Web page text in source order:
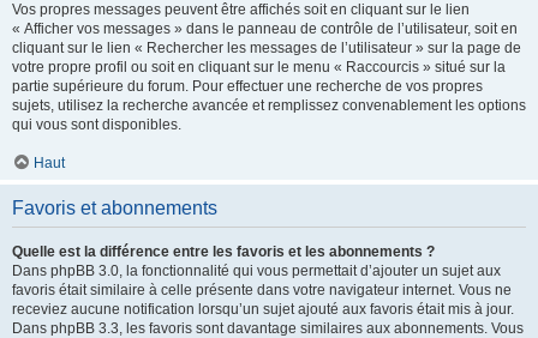
Vos propres messages peuvent être affichés soit en cliquant sur le lien
« Afficher vos messages » dans le panneau de contrôle de l’utilisateur, soit en
cliquant sur le lien « Rechercher les messages de l’utilisateur » sur la page de
votre propre profil ou soit en cliquant sur le menu « Raccourcis » situé sur la
partie supérieure du forum. Pour effectuer une recherche de vos propres
sujets, utilisez la recherche avancée et remplissez convenablement les options
qui vous sont disponibles.
Haut
Favoris et abonnements
Quelle est la différence entre les favoris et les abonnements ?
Dans phpBB 3.0, la fonctionnalité qui vous permettait d’ajouter un sujet aux
favoris était similaire à celle présente dans votre navigateur internet. Vous ne
receviez aucune notification lorsqu’un sujet ajouté aux favoris était mis à jour.
Dans phpBB 3.3, les favoris sont davantage similaires aux abonnements. Vous